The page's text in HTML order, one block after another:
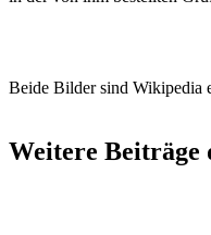
Beide Bilder sind Wikipedia
Weitere Beiträge